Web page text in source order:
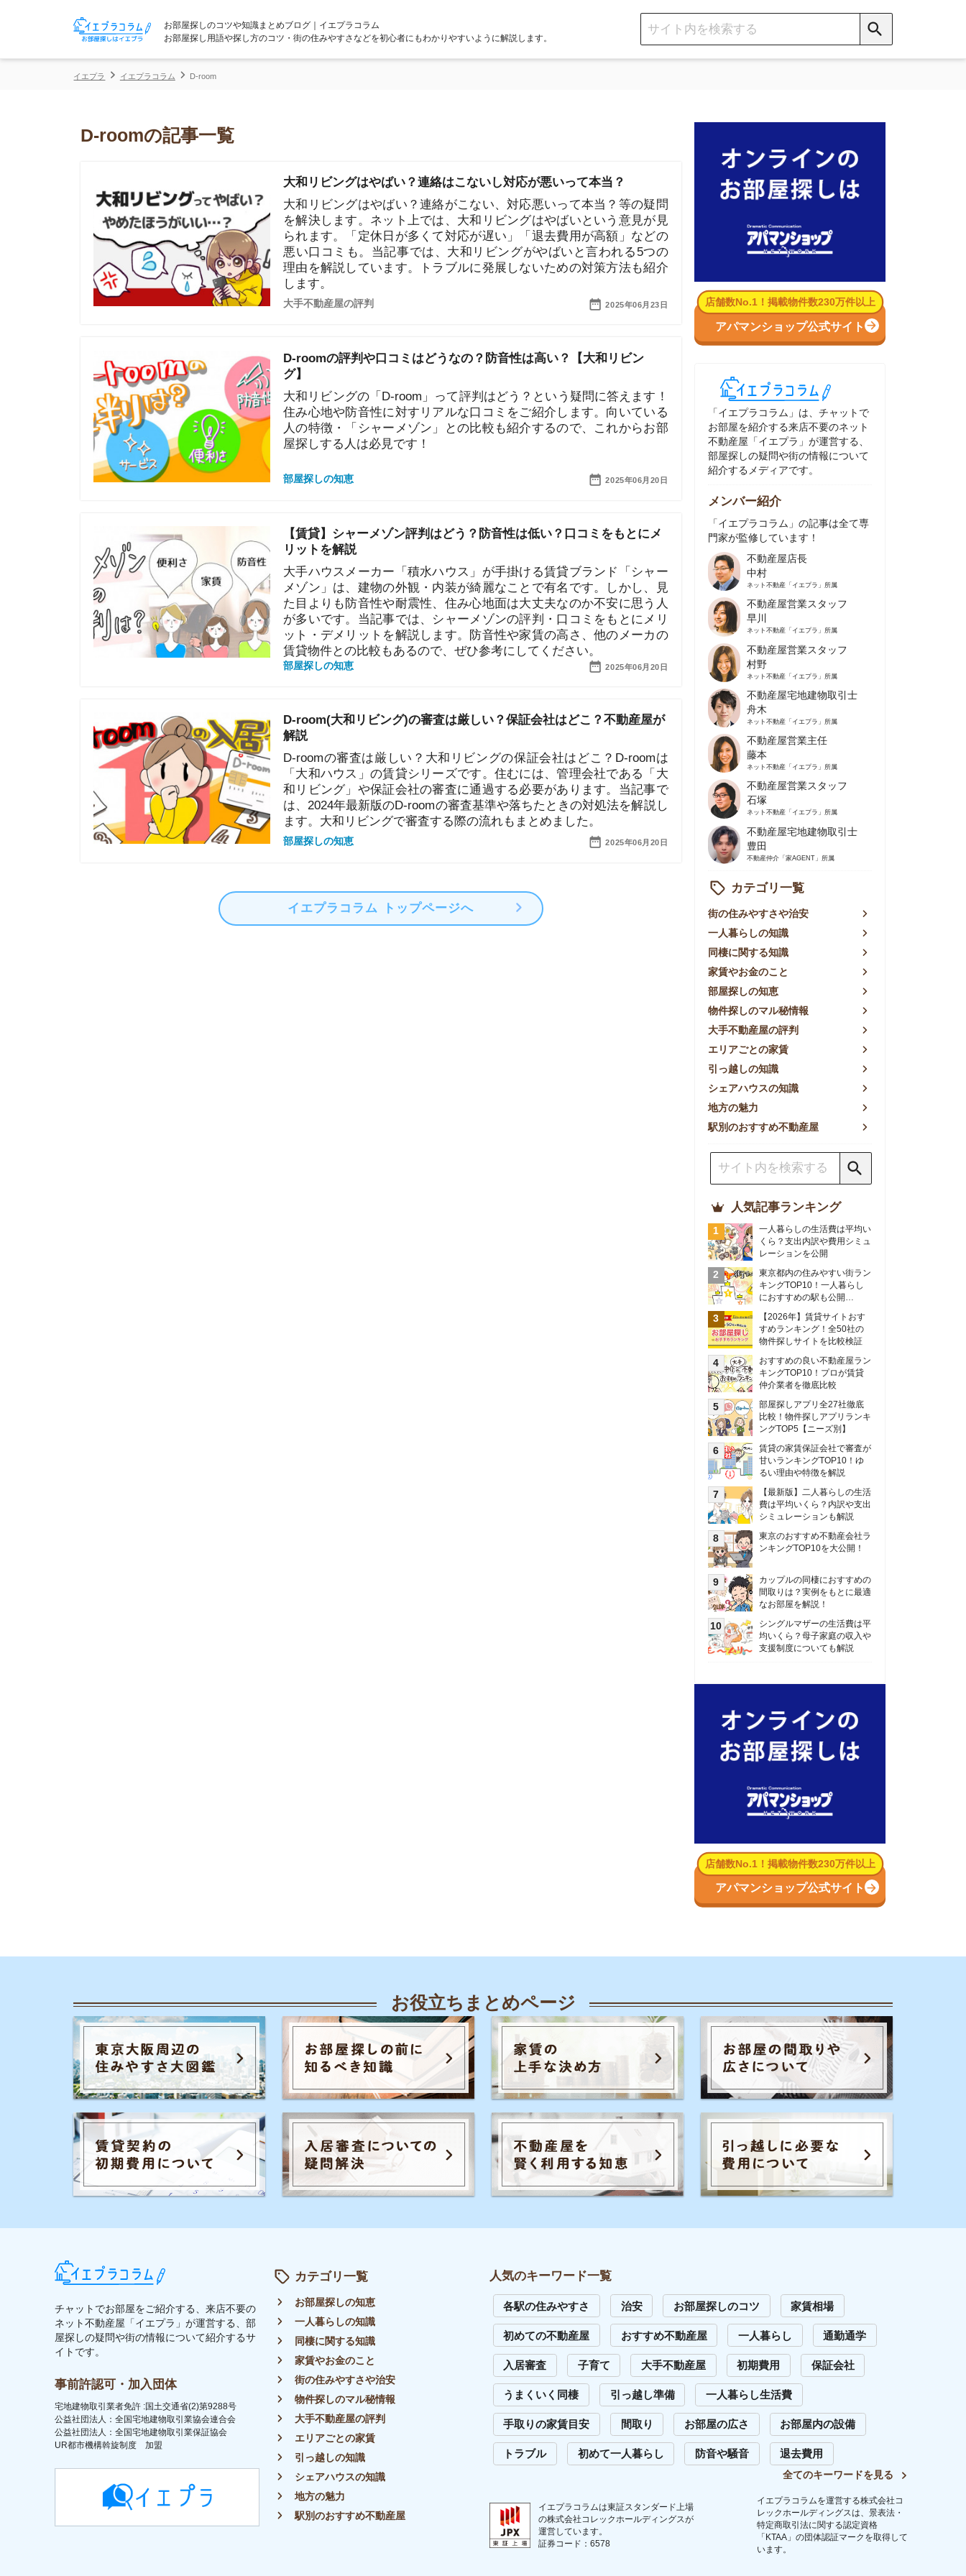
お部屋探しのコツや知識まとめブログ｜イエプラコラム
お部屋探し用語や探し方のコツ・街の住みやすさなどを初心者にもわかりやすいように解説します。
2025年06月23日
大手不動産屋の評判
大和リビングはやばい？連絡がこない、対応悪いって本当？等の疑問
を解決します。ネット上では、大和リビングはやばいという意見が見
られます。「定休日が多くて対応が遅い」「退去費用が高額」などの
悪い口コミも。当記事では、大和リビングがやばいと言われる5つの
理由を解説しています。トラブルに発展しないための対策方法も紹介
します。
2025年06月20日
部屋探しの知恵
大和リビングの「D-room」って評判はどう？という疑問に答えます！
住み心地や防音性に対すリアルな口コミをご紹介します。向いている
人の特徴・「シャーメゾン」との比較も紹介するので、これからお部
屋探しする人は必見です！
2025年06月20日
部屋探しの知恵
【賃貸】シャーメゾン評判はどう？防音性は低い？口コミをもとにメ
リットを解説
た目よりも防音性や耐震性、住み心地面は大丈夫なのか不安に思う人
が多いです。当記事では、シャーメゾンの評判・口コミをもとにメリ
ット・デメリットを解説します。防音性や家賃の高さ、他のメーカの
賃貸物件との比較もあるので、ぜひ参考にしてください。
部屋探しの知恵
D-room(大和リビング)の審査は厳しい？保証会社はどこ？不動産屋が
解説
D-roomの審査は厳しい？大和リビングの保証会社はどこ？D-roomは
は、2024年最新版のD-roomの審査基準や落ちたときの対処法を解説し
ます。大和リビングで審査する際の流れもまとめました。
イエプラコラム トップページへ
店舗数No.1！掲載物件数230万件以上
アパマンショップ公式サイト
「イエプラコラム」は、チャットで
お部屋を紹介する来店不要のネット
不動産屋「イエプラ」が運営する、
部屋探しの疑問や街の情報について
紹介するメディアです。
「イエプラコラム」の記事は全て専
門家が監修しています！
「イエプラ」所属
不動産屋営業スタッフ
「イエプラ」所属
不動産屋営業スタッフ
村野
ネット不動産 「イエプラ」所属
不動産屋宅地建物取引士
舟木
ネット不動産 「イエプラ」所属
不動産屋営業主任
藤本
「イエプラ」所属
不動産屋営業スタッフ
ネット不動産 「イエプラ」所属
不動産屋宅地建物取引士
不動産仲介 「家AGENT」所属
カテゴリ一覧
街の住みやすさや治安
同棲に関する知識
物件探しのマル秘情報
駅別のおすすめ不動産屋
人気記事ランキング
一人暮らしの生活費は平均い
レーションを公開
東京都内の住みやすい街ラン
【2026年】賃貸サイトおす
物件探しサイトを比較検証
おすすめの良い不動産屋ラン
キングTOP10！プロが賃貸
仲介業者を徹底比較
部屋探しアプリ全27社徹底
比較！物件探しアプリランキ
賃貸の家賃保証会社で審査が
甘いランキングTOP10！ゆ
るい理由や特徴を解説
【最新版】二人暮らしの生活
費は平均いくら？内訳や支出
シミュレーションも解説
東京のおすすめ不動産会社ラ
ンキングTOP10を大公開！
カップルの同棲におすすめの
間取りは？実例をもとに最適
なお部屋を解説！
シングルマザーの生活費は平
均いくら？母子家庭の収入や
支援制度についても解説
店舗数No.1！掲載物件数230万件以上
チャットでお部屋をご紹介する、来店不要の
ネット不動産屋「イエプラ」が運営する、部
屋探しの疑問や街の情報について紹介するサ
イトです。
事前許認可・加入団体
宅地建物取引業者免許 :国土交通省(2)第9288号
公益社団法人：全国宅地建物取引業協会連合会
公益社団法人：全国宅地建物取引業保証協会
UR都市機構斡旋制度 加盟
カテゴリ一覧
お部屋探しの知恵
一人暮らしの知識
同棲に関する知識
家賃やお金のこと
物件探しのマル秘情報
大手不動産屋の評判
エリアごとの家賃
引っ越しの知識
シェアハウスの知識
駅別のおすすめ不動産屋
人気のキーワード一覧
各駅の住みやすさ 家賃相場
初めての不動産屋 おすすめ不動産屋 一人暮らし 通勤通学
入居審査 子育て 大手不動産屋 初期費用 保証会社
うまくいく同棲 引っ越し準備 一人暮らし生活費
手取りの家賃目安 間取り お部屋の広さ お部屋内の設備
初めて一人暮らし 防音や騒音 退去費用
全てのキーワードを見る
の株式会社コレックホールディングスが
トップ ライター募集 運営会社 イエプラコラムについて プライバシーポリシー 外部送信先一覧 サイトマップ お問い合わせ Copyright (C) 2023 Iepula Column